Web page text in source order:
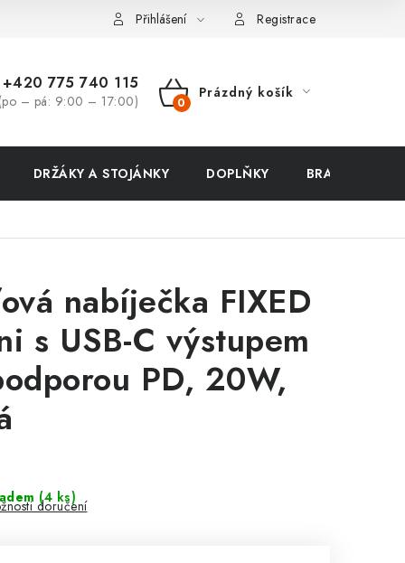
zboží a reklamace Přihlášení Registrace
+420 775 740 115
(po – pá: 9:00 – 17:00)
NÁKUPNÍ
Prázdný košík
DRŽÁKY A STOJÁNKY DOPLŇKY BRAŠNY NA
nabíječka FIXED
s USB-C výstupem
PD, 20W,
(4 ks)
doručení